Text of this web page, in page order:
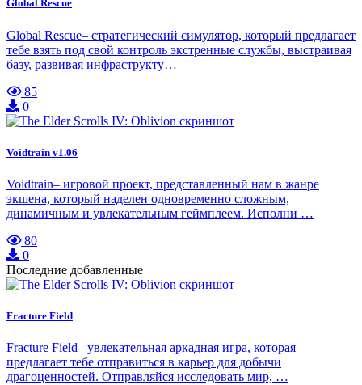
Global Rescue
Global Rescue– стратегический симулятор, который предлагает
тебе взять под свой контроль экстренные службы, выстраивая
базу, развивая инфраструкту…
85
0
Voidtrain v1.06
Voidtrain– игровой проект, представленный нам в жанре
экшена, который наделен одновременно сложным,
динамичным и увлекательным геймплеем. Исполни …
80
0
Последние добавленные
Fracture Field
Fracture Field– увлекательная аркадная игра, которая
предлагает тебе отправиться в карьер для добычи
драгоценностей. Отправляйся исследовать мир, …